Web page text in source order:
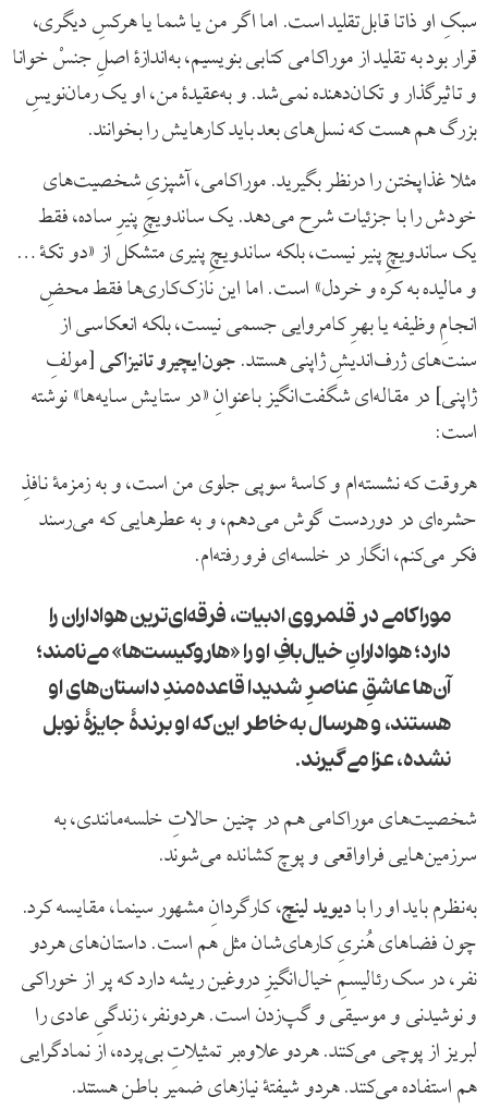
سبکِ او ذاتا قابل‌تقلید است. اما اگر من یا شما یا هرکسِ دیگری،
قرار بود به تقلید از موراکامی کتابی بنویسیم، به‌اندازۀ اصلِ جنسْ خوانا
و تاثیرگذار و تکان‌دهنده نمی‌شد. و به‌عقیدۀ من، او یک رمان‌نویسِ
بزرگ هم هست که نسل‌های بعد باید کارهایش را بخوانند.
مثلا غذاپختن را درنظر بگیرید. موراکامی، آشپزیِ شخصیت‌های
خودش را با جزئیات شرح می‌دهد. یک ساندویچِ پنیرِ ساده، فقط
یک ساندویچِ پنیر نیست، بلکه ساندویچِ پنیری متشکل از «دو تکۀ …
و مالیده به کره و خردل» است. اما این نازک‌کاری‌ها فقط محضِ
انجامِ وظیفه یا بهرِ کامروایی جسمی نیست، بلکه انعکاسی از
سنت‌های ژرف‌اندیشِ ژاپنی هستند.جون‌ایچیرو تانیزاکی[مولفِ
ژاپنی] در مقاله‌ای شگفت‌انگیز باعنوانِ «در ستایش سایه‌ها» نوشته
است:
هروقت که نشسته‌ام و کاسۀ سوپی جلوی من است، و به زمزمۀ نافذِ
حشره‌ای در دوردست گوش می‌دهم، و به عطرهایی که می‌رسند
فکر می‌کنم، انگار در خلسه‌ای فرو رفته‌ام.
موراکامی در قلمروی ادبیات، فرقه‌ای‌ترین هواداران را
دارد؛ هوادارانِ خیال‌بافِ او را «هاروکیست‌ها» می‌نامند؛
آن‌ها عاشقِ عناصرِ شدیدا قاعده‌مندِ داستان‌های او
هستند، و هرسال به‌خاطر این‌که او برندۀ جایزۀ نوبل
نشده، عزا می‌گیرند.
شخصیت‌های موراکامی هم در چنین حالاتِ خلسه‌مانندی، به
سرزمین‌هایی فراواقعی و پوچ کشانده می‌شوند.
به‌نظرم باید او را بادیوید لینچ، کارگردانِ مشهور سینما، مقایسه کرد.
چون فضاهای هُنریِ کارهای‌شان مثل هم است. داستان‌های هردو
نفر، در سک رئالیسمِ خیال‌انگیزِ دروغین ریشه دارد که پر از خوراکی
و نوشیدنی و موسیقی و گپ‌زدن است. هردونفر، زندگیِ عادی را
لبریز از پوچی می‌کنند. هردو علاوه‌بر تمثیلاتِ بی‌پرده، از نمادگرایی
هم استفاده می‌کنند. هردو شیفتۀ نیازهای ضمیر باطن هستند.